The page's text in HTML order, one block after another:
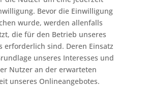
Bevor die Einwilligung
wurde, werden allenfalls
die für den Betrieb unseres
erforderlich sind. Deren Einsatz
unseres Interesses und
Nutzer an der erwarteten
unseres Onlineangebotes.